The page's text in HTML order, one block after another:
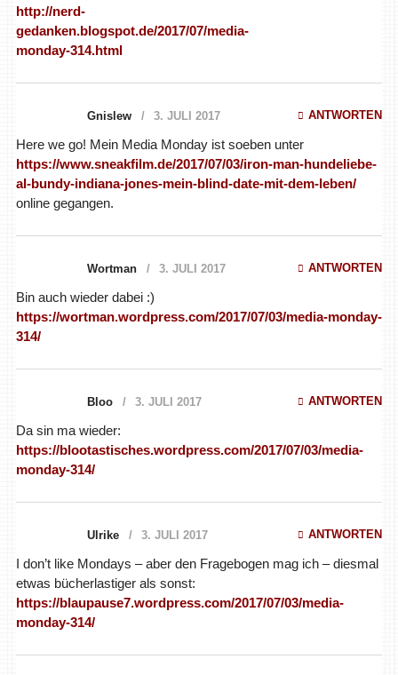
http://nerd-
gedanken.blogspot.de/2017/07/media-
monday-314.html
Gnislew 3. JULI 2017 ANTWORTEN
Here we go! Mein Media Monday ist soeben unter
https://www.sneakfilm.de/2017/07/03/iron-man-hundeliebe-
al-bundy-indiana-jones-mein-blind-date-mit-dem-leben/
online gegangen.
Wortman 3. JULI 2017 ANTWORTEN
Bin auch wieder dabei :)
https://wortman.wordpress.com/2017/07/03/media-monday-
314/
Bloo 3. JULI 2017 ANTWORTEN
Da sin ma wieder:
https://blootastisches.wordpress.com/2017/07/03/media-
monday-314/
Ulrike 3. JULI 2017 ANTWORTEN
I don’t like Mondays – aber den Fragebogen mag ich – diesmal
etwas bücherlastiger als sonst:
https://blaupause7.wordpress.com/2017/07/03/media-
monday-314/